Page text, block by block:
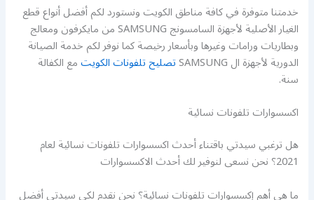
خدمتنا متوفرة في كافة مناطق الكويت ونستورد لكم أفضل أنواع قطع
الغيار الأصلية لأجهزة السامسونج SAMSUNG من مايكرفون ومعالج
وبطاريات ورامات وغيرها وبأسعار رخيصة كما نوفر لكم خدمة الصيانة
الدورية لأجهزة ال SAMSUNG تصليح تلفونات الكويتمع الكفالة
سنة.
اكسسوارات تلفونات نسائية
هل ترغبي سيدتي باقتناء أحدث اكسسوارات تلفونات نسائية لعام
2021؟ نحن نسعى لنوفير لك أحدث الاكسسوارات
ما هي أهم إكسسوارات تلفونات نسائية؟ نحن نقدم لكي سيدتي أفضل